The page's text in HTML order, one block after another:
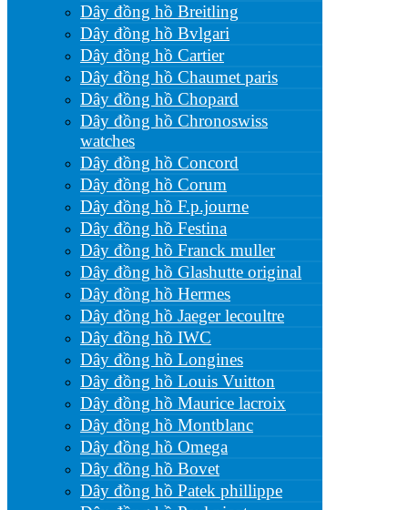
Dây đồng hồ Breitling
Dây đồng hồ Bvlgari
Dây đồng hồ Cartier
Dây đồng hồ Chaumet paris
Dây đồng hồ Chopard
Dây đồng hồ Chronoswiss
watches
Dây đồng hồ Concord
Dây đồng hồ Corum
Dây đồng hồ F.p.journe
Dây đồng hồ Festina
Dây đồng hồ Franck muller
Dây đồng hồ Glashutte original
Dây đồng hồ Hermes
Dây đồng hồ Jaeger lecoultre
Dây đồng hồ IWC
Dây đồng hồ Longines
Dây đồng hồ Louis Vuitton
Dây đồng hồ Maurice lacroix
Dây đồng hồ Montblanc
Dây đồng hồ Omega
Dây đồng hồ Bovet
Dây đồng hồ Patek phillippe